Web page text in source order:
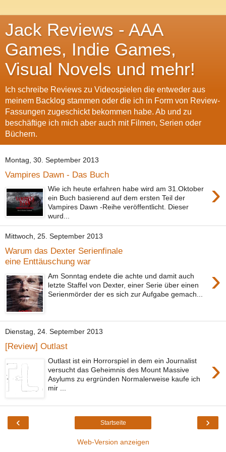
Jack Reviews - AAA
Games, Indie Games,
Visual Novels und mehr!
Ich schreibe Reviews zu Videospielen die entweder aus
meinem Backlog stammen oder die ich in Form von Review-
Fassungen zugeschickt bekommen habe. Ab und zu
beschäftige ich mich aber auch mit Filmen, Serien oder
Büchern.
Montag, 30. September 2013
Vampires Dawn - Das Buch
›
Wie ich heute erfahren habe wird am 31.Oktober
ein Buch basierend auf dem ersten Teil der
Vampires Dawn -Reihe veröffentlicht. Dieser
wurd...
Mittwoch, 25. September 2013
Warum das Dexter Serienfinale
eine Enttäuschung war
›
Am Sonntag endete die achte und damit auch
letzte Staffel von Dexter, einer Serie über einen
Serienmörder der es sich zur Aufgabe gemach...
Dienstag, 24. September 2013
[Review] Outlast
›
Outlast ist ein Horrorspiel in dem ein Journalist
versucht das Geheimnis des Mount Massive
Asylums zu ergründen Normalerweise kaufe ich
mir ...
‹ ›
Startseite
Web-Version anzeigen